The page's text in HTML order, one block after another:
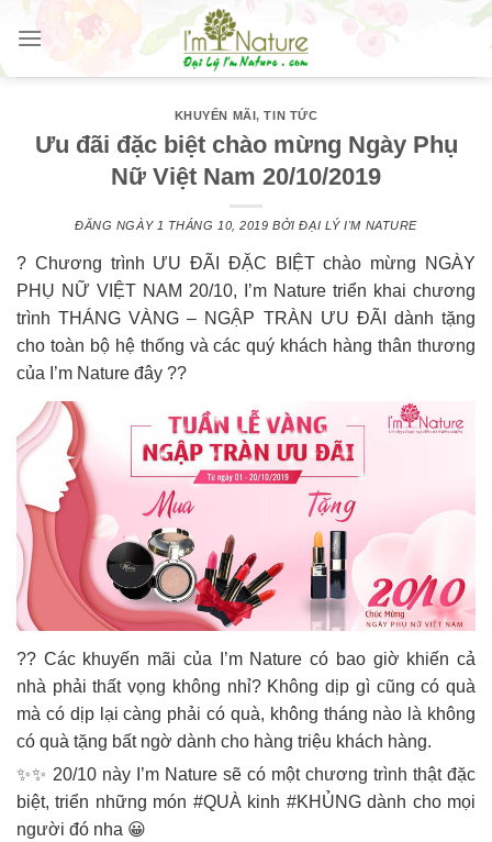
Skip
content
KHUYẾN MÃI,TIN TỨC
Ưu đãi đặc biệt chào mừng Ngày Phụ
Nữ Việt Nam 20/10/2019
ĐĂNG NGÀY 1 THÁNG 10, 2019 BỞIĐẠI LÝ I'M NATURE
? Chương trình ƯU ĐÃI ĐẶC BIỆT chào mừng NGÀY
PHỤ NỮ VIỆT NAM 20/10, I’m Nature triển khai chương
trình THÁNG VÀNG – NGẬP TRÀN ƯU ĐÃI dành tặng
cho toàn bộ hệ thống và các quý khách hàng thân thương
của I’m Nature đây ??
?? Các khuyến mãi của I’m Nature có bao giờ khiến cả
nhà phải thất vọng không nhỉ? Không dịp gì cũng có quà
mà có dịp lại càng phải có quà, không tháng nào là không
có quà tặng bất ngờ dành cho hàng triệu khách hàng.
✨✨ 20/10 này I’m Nature sẽ có một chương trình thật đặc
biệt, triển những món #QUÀ kinh #KHỦNG dành cho mọi
người đó nha 😀